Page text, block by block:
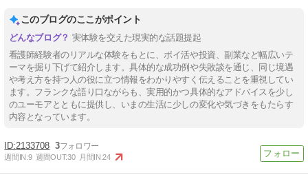
このブログのここがポイント
実体験を交えた現実的な話題提起
看護師経験者のリアルな体験をもとに、ポイ活や投資、副業など幅広いテ
ーマを掘り下げて紹介します。具体的な成功例や失敗談を通じ、同じ境遇
や考え方を持つ人の役に立つ情報をわかりやすく伝えることを重視してい
ます。フランクな語り口ながらも、実用的かつ具体的なアドバイスを少し
のユーモアとともに提供し、いまの生活に少しの変化や気づきをもたらす
内容となっています。
2133708 3
週間IN:9 週間OUT:30 月間IN:24